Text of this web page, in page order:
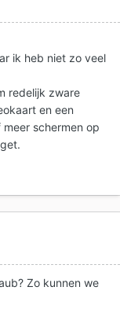
ik heb niet zo veel
redelijk zware
en een
schermen op
Zo kunnen we